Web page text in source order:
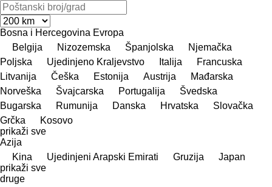
Bosna i Hercegovina Evropa
Belgija
Nizozemska Španjolska
Njemačka
Poljska
Ujedinjeno Kraljevstvo Italija
Francuska
Litvanija
Češka Estonija Austrija
Mađarska
Norveška
Švајcarska Portugalija
Švedska
Bugarska
Rumunija Danska Hrvatska
Slovačka
Grčka
Kosovo
prikaži sve
Azija
Kina
Ujedinjeni Arapski Emirati Gruzija
Japan
prikaži sve
druge